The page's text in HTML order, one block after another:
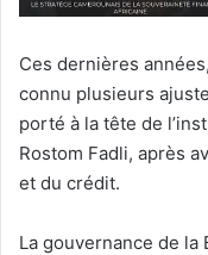
Ces dernières
connu plusieurs
porté à la tête de
Rostom Fadli, après
et du crédit.
La gouvernance de la